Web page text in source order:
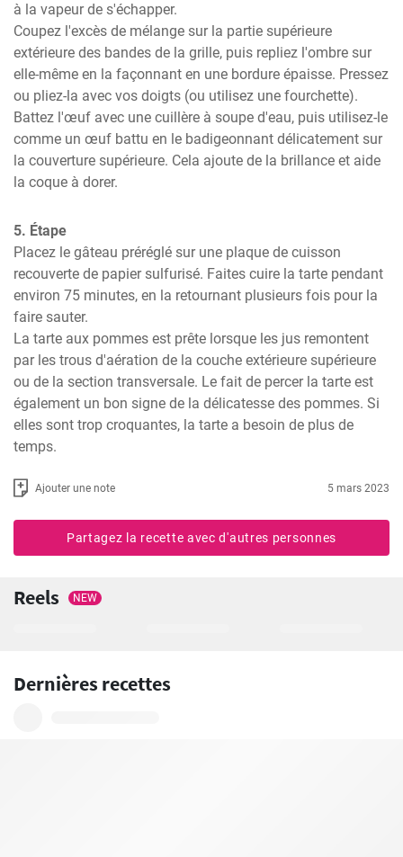
à la vapeur de s'échapper.
Coupez l'excès de mélange sur la partie supérieure
extérieure des bandes de la grille, puis repliez l'ombre sur
elle-même en la façonnant en une bordure épaisse. Pressez
ou pliez-la avec vos doigts (ou utilisez une fourchette).
Battez l'œuf avec une cuillère à soupe d'eau, puis utilisez-le
comme un œuf battu en le badigeonnant délicatement sur
la couverture supérieure. Cela ajoute de la brillance et aide
la coque à dorer.
5. Étape
Placez le gâteau préréglé sur une plaque de cuisson
recouverte de papier sulfurisé. Faites cuire la tarte pendant
environ 75 minutes, en la retournant plusieurs fois pour la
faire sauter.
La tarte aux pommes est prête lorsque les jus remontent
par les trous d'aération de la couche extérieure supérieure
ou de la section transversale. Le fait de percer la tarte est
également un bon signe de la délicatesse des pommes. Si
elles sont trop croquantes, la tarte a besoin de plus de
temps.
Ajouter une note 5 mars 2023
Partagez la recette avec d'autres personnes
Reels NEW
Dernières recettes